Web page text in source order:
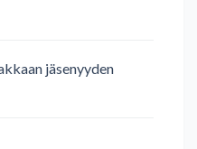
jäsenyyden